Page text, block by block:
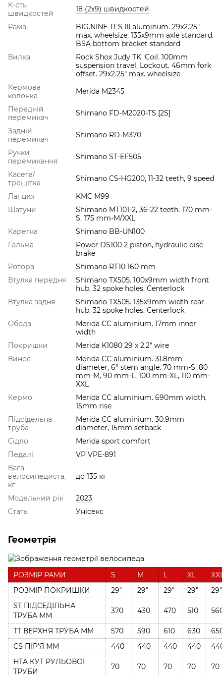
К-сть
швидкостей
18 (2х9) швидкостей
Рама
BIG.NINE TFS III aluminum. 29x2.25"
max. wheelsize. 135x9mm axle standard.
BSA bottom bracket standard
Вилка
Rock Shox Judy TK. Coil. 100mm
suspension travel. Lockout. 46mm fork
offset. 29x2.25" max. wheelsize
Кермова
колонка
Merida M2345
Передній
перемикач
Shimano FD-M2020-TS [2S]
Задній
перемикач
Shimano RD-M370
Ручки
перемикання
Shimano ST-EF505
Касета/
трещітка
Shimano CS-HG200, 11-32 teeth, 9 speed
Ланцюг
KMC M99
Шатуни
Shimano MT101-2, 36-22 teeth. 170 mm-
S, 175 mm-M/XXL
Каретка
Shimano BB-UN100
Гальма
Power DS100 2 piston, hydraulic disc
brake
Ротора
Shimano RT10 160 mm
Втулка передня
Shimano TX505. 100x9mm width front
hub, 32 spoke holes. Centerlock
Втулка задня
Shimano TX505. 135x9mm width rear
hub, 32 spoke holes. Centerlock
Обода
Merida CC aluminium. 17mm inner
width
Покришки
Merida K1080 29 x 2.2" wire
Винос
Merida CC aluminium. 31.8mm
diameter, 6° stem angle. 70 mm-S, 80
mm-M, 90 mm-L, 100 mm-XL, 110 mm-
XXL
Кермо
Merida CC aluminium. 690mm width,
15mm rise
Підсідельна
труба
Merida CC aluminium. 30.9mm
diameter, 15mm setback
Сідло
Merida sport comfort
Педалі
VP VPE-891
Вага
велосипедиста,
кг
до 135 кг
Модельний рік
2023
Стать
Унісекс
Геометрія
РОЗМІР РАМИ S M L XL
РОЗМІР ПОКРИШКИ
29" 29" 29" 29"
29"
ST ПІДСЕДІЛЬНА
ТРУБА ММ
370 430 470 510
TT ВЕРХНЯ ТРУБА ММ 570 590 610 630
CS ПІР'Я ММ
440 440 440 440
HTA КУТ РУЛЬОВОЇ
ТРУБИ
70 70 70 70 70